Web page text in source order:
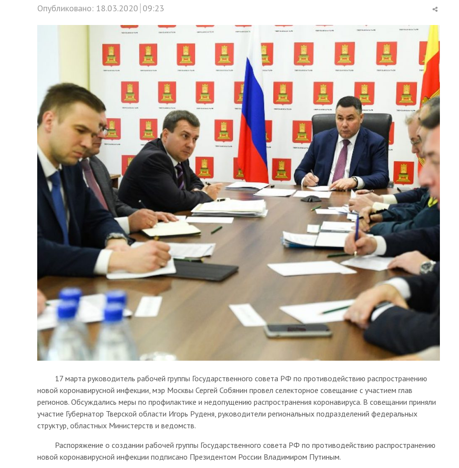
Опубликовано: 18.03.2020 09:23
Share
post
17 марта руководитель рабочей группы Государственного совета РФ по противодействию распространению
новой коронавирусной инфекции, мэр Москвы Сергей Собянин провел селекторное совещание с участием глав
регионов. Обсуждались меры по профилактике и недопущению распространения коронавируса. В совещании приняли
участие Губернатор Тверской области Игорь Руденя, руководители региональных подразделений федеральных
структур, областных Министерств и ведомств.
Распоряжение о создании рабочей группы Государственного совета РФ по противодействию распространению
новой коронавирусной инфекции подписано Президентом России Владимиром Путиным.